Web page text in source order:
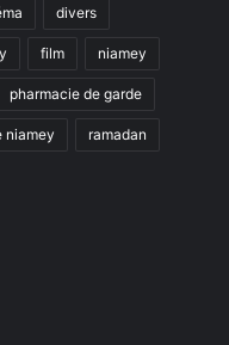
divers
film niamey
pharmacie de garde
niamey ramadan